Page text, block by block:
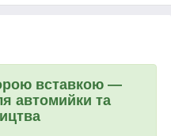
вставкою —
автомийки та